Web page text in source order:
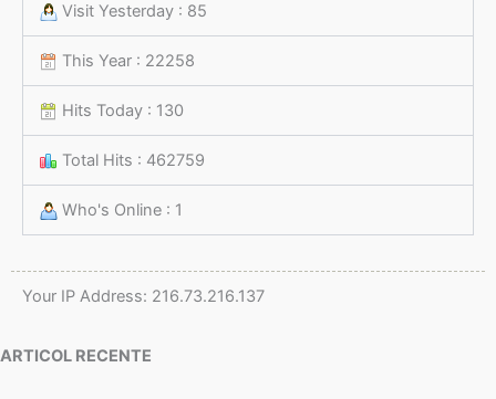
Visit Yesterday : 85
This Year : 22258
Hits Today : 130
Total Hits : 462759
Who's Online : 1
Your IP Address: 216.73.216.137
ARTICOL RECENTE